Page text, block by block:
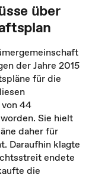
über
der Jahre 2015
für die
44
Sie hielt
daher für
Daraufhin klagte
endete
die